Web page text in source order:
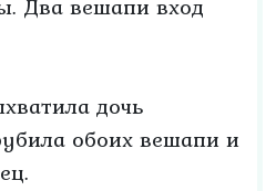
Два вешапи вход
дочь
обоих вешапи и